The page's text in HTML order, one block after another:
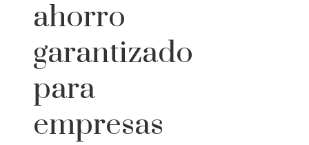
ahorro
garantizado
para
empresas